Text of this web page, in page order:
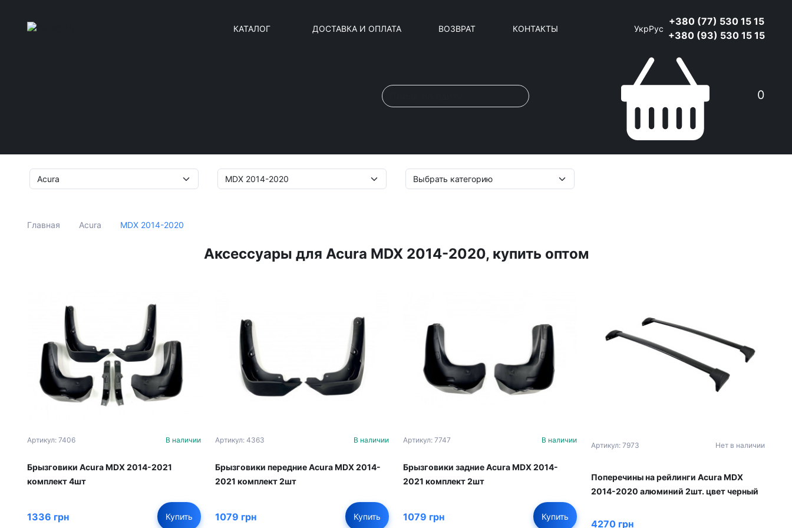
КАТАЛОГ ДОСТАВКА И ОПЛАТА ВОЗВРАТ КОНТАКТЫ УкрРус
+380 (77) 530 15 15
+380 (93) 530 15 15
0
Главная Acura MDX 2014-2020
Аксессуары для Acura MDX 2014-2020, купить оптом
Артикул: 7406 В наличии
Брызговики Acura MDX 2014-2021
комплект 4шт
1336 грн Купить
Артикул: 4363 В наличии
Брызговики передние Acura MDX 2014-
2021 комплект 2шт
1079 грн Купить
Артикул: 7747 В наличии
Брызговики задние Acura MDX 2014-
2021 комплект 2шт
1079 грн Купить
Артикул: 7973 Нет в наличии
Поперечины на рейлинги Acura MDX
2014-2020 алюминий 2шт. цвет черный
4270 грн